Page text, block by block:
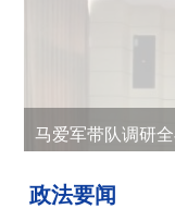
马爱军带队调研
政法要闻